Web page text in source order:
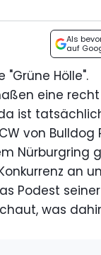
Als
auf
"Grüne Hölle".
eine
ist
von
Nürburgring
an
Podest seiner
was